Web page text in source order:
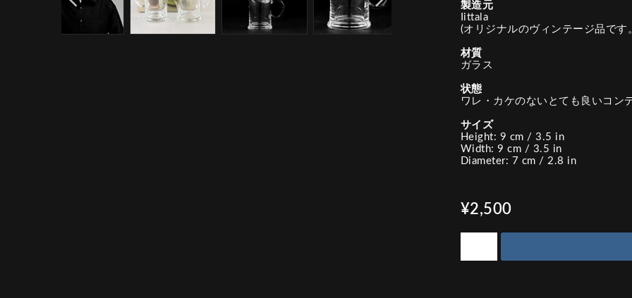
製造元
Iittala
(オリジナルのヴィンテージ品です
材質
ガラス
状態
ワレ・カケのないとても良いコン
サイズ
Height: 9 cm / 3.5 in
Width: 9 cm / 3.5 in
Diameter: 7 cm / 2.8 in
¥2,500